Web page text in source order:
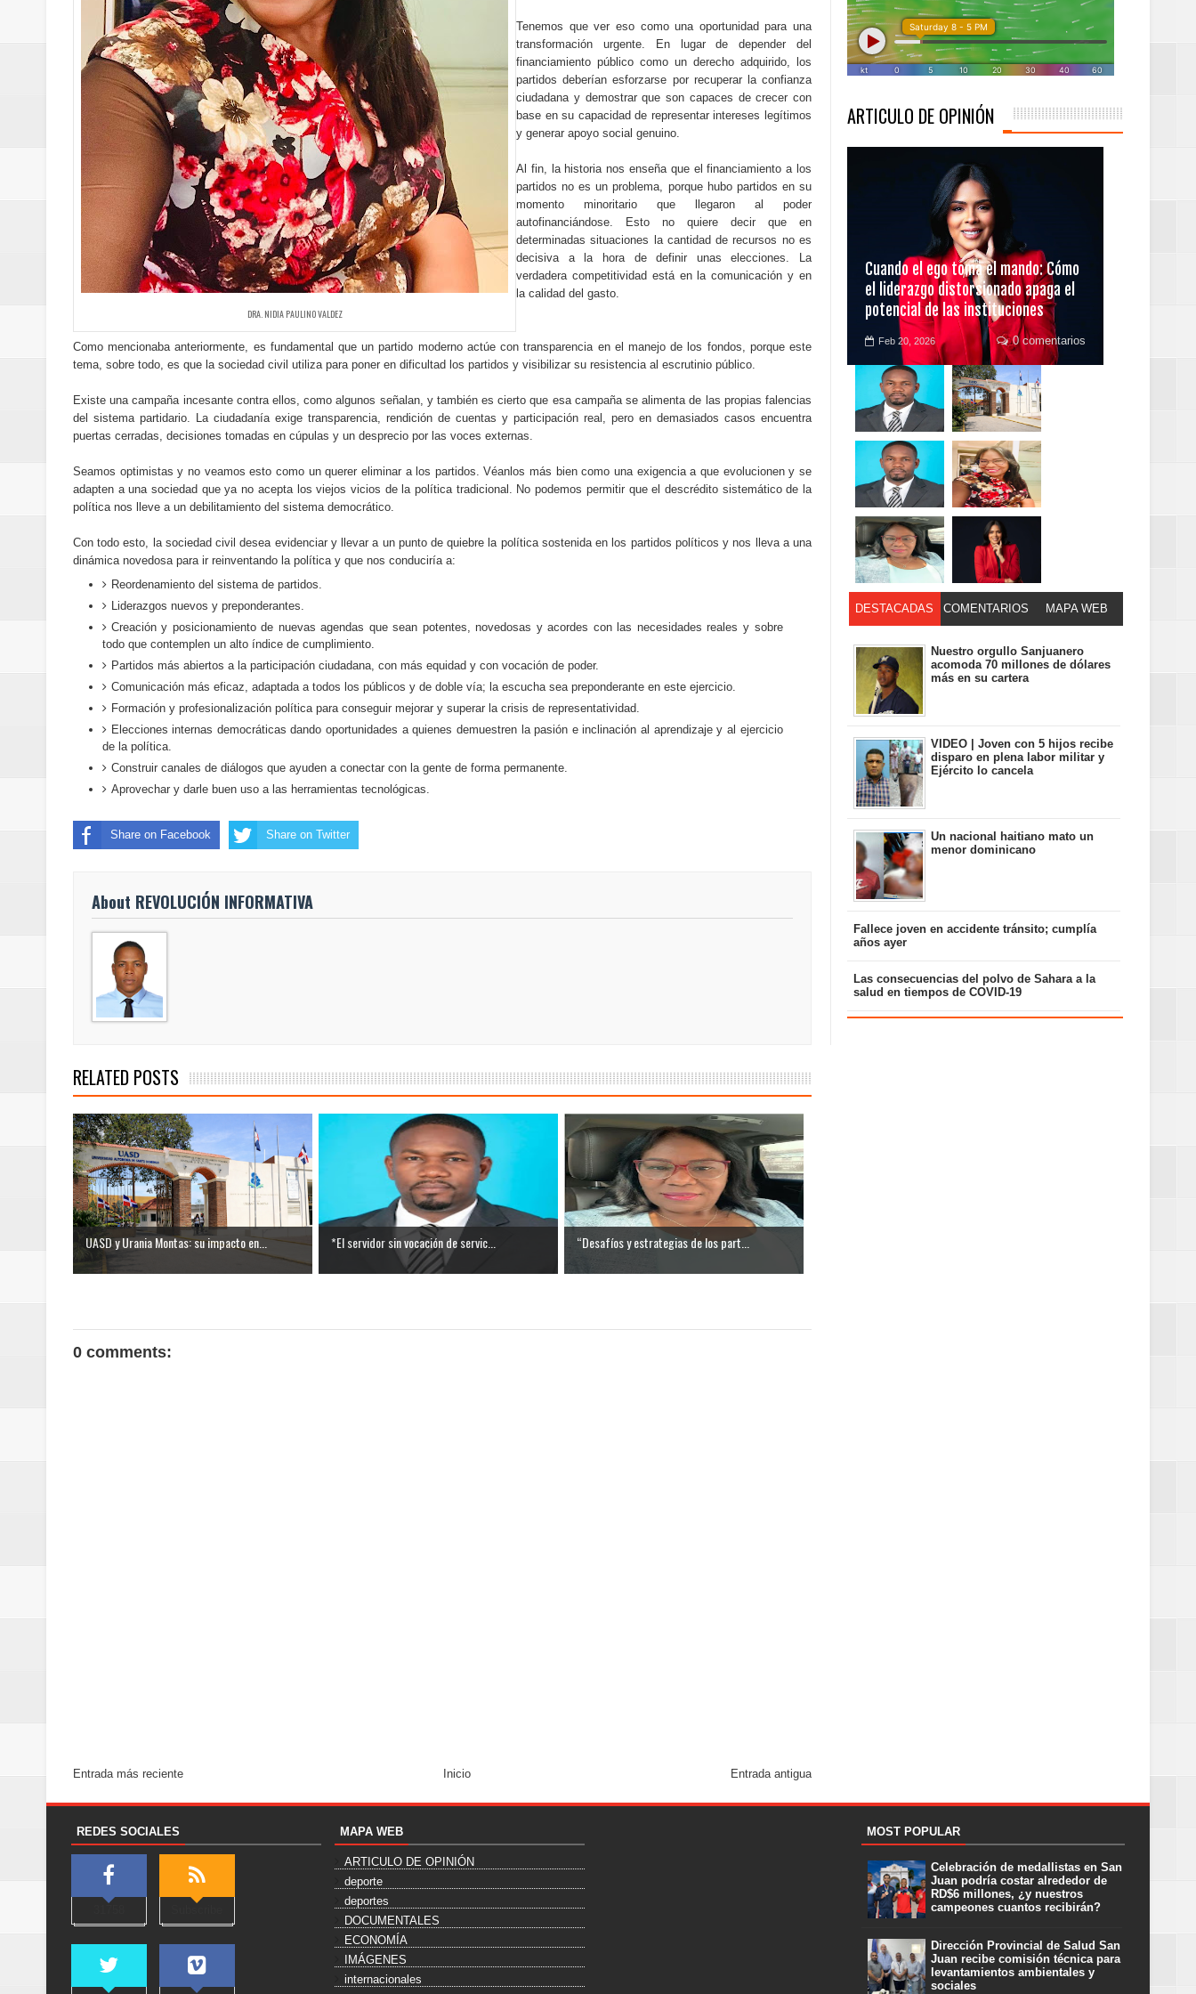
Cifra de muertos por terremotos en Venezuela alcanza 5,208
Danilo da por seguro triunfo de PLD en elecciones del año 2028
Presidente Abinader inaugura el túnel de la Plaza de la Bandera
Dice bloqueo Ormuz no afecta logística RD, pero encarece fletes
Aumentan a 4.734 los muertos por los terremotos en Venezuela
Rusia prohíbe exportaciones de diésel tras los ataques refinerías
Presidente Abinader entrega Medalla al Mérito Magisterial 2026 Reconoce el aporte de docentes al desarrollo del país.
Celebración de medallistas en San Juan podría costar alrededor de RD$6 millones, ¿y nuestros campeones cuantos
recibirán?
DRA. NIDIA PAULINO VALDEZ
Tenemos que ver eso como una oportunidad para una
transformación urgente. En lugar de depender del
financiamiento público como un derecho adquirido, los
partidos deberían esforzarse por recuperar la confianza
ciudadana y demostrar que son capaces de crecer con
base en su capacidad de representar intereses legítimos
y generar apoyo social genuino.
Al fin, la historia nos enseña que el financiamiento a los
partidos no es un problema, porque hubo partidos en su
momento minoritario que llegaron al poder
autofinanciándose. Esto no quiere decir que en
determinadas situaciones la cantidad de recursos no es
decisiva a la hora de definir unas elecciones. La
verdadera competitividad está en la comunicación y en
la calidad del gasto.
Como mencionaba anteriormente, es fundamental que un partido moderno actúe con transparencia en el manejo de los fondos, porque este
tema, sobre todo, es que la sociedad civil utiliza para poner en dificultad los partidos y visibilizar su resistencia al escrutinio público.
Existe una campaña incesante contra ellos, como algunos señalan, y también es cierto que esa campaña se alimenta de las propias falencias
del sistema partidario. La ciudadanía exige transparencia, rendición de cuentas y participación real, pero en demasiados casos encuentra
puertas cerradas, decisiones tomadas en cúpulas y un desprecio por las voces externas.
Seamos optimistas y no veamos esto como un querer eliminar a los partidos. Véanlos más bien como una exigencia a que evolucionen y se
adapten a una sociedad que ya no acepta los viejos vicios de la política tradicional. No podemos permitir que el descrédito sistemático de la
política nos lleve a un debilitamiento del sistema democrático.
Con todo esto, la sociedad civil desea evidenciar y llevar a un punto de quiebre la política sostenida en los partidos políticos y nos lleva a una
dinámica novedosa para ir reinventando la política y que nos conduciría a:
Reordenamiento del sistema de partidos.
Liderazgos nuevos y preponderantes.
Creación y posicionamiento de nuevas agendas que sean potentes, novedosas y acordes con las necesidades reales y sobre
todo que contemplen un alto índice de cumplimiento.
Partidos más abiertos a la participación ciudadana, con más equidad y con vocación de poder.
Comunicación más eficaz, adaptada a todos los públicos y de doble vía; la escucha sea preponderante en este ejercicio.
Formación y profesionalización política para conseguir mejorar y superar la crisis de representatividad.
Elecciones internas democráticas dando oportunidades a quienes demuestren la pasión e inclinación al aprendizaje y al ejercicio
de la política.
Construir canales de diálogos que ayuden a conectar con la gente de forma permanente.
Aprovechar y darle buen uso a las herramientas tecnológicas.
Share on Facebook Share on Twitter
About REVOLUCIÓN INFORMATIVA
RELATED POSTS
UASD y Urania Montas: su impacto en... *El servidor sin vocación de servic... “Desafíos y estrategias de los part...
0 comments:
Entrada más reciente Entrada antigua
Inicio
ARTICULO DE OPINIÓN
Cuando el ego toma el mando: Cómo
el liderazgo distorsionado apaga el
potencial de las instituciones
Feb 20, 2026 0 comentarios
DESTACADAS COMENTARIOS MAPA WEB
Nuestro orgullo Sanjuanero
acomoda 70 millones de dólares
más en su cartera
VIDEO | Joven con 5 hijos recibe
disparo en plena labor militar y
Ejército lo cancela
Un nacional haitiano mato un
menor dominicano
Fallece joven en accidente tránsito; cumplía
años ayer
Las consecuencias del polvo de Sahara a la
salud en tiempos de COVID-19
REDES SOCIALES MAPA WEB
ARTICULO DE OPINIÓN
deporte
deportes
DOCUMENTALES
ECONOMÍA
IMÁGENES
internacionales
MOST POPULAR
Celebración de medallistas en San
Juan podría costar alrededor de
RD$6 millones, ¿y nuestros
campeones cuantos recibirán?
Dirección Provincial de Salud San
Juan recibe comisión técnica para
levantamientos ambientales y
sociales